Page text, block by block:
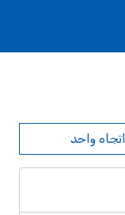
اتجاه واحد